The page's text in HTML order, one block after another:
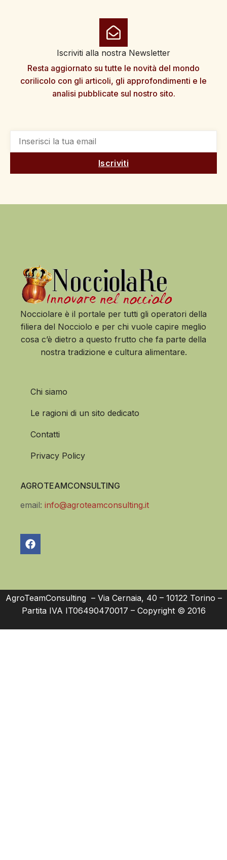
Iscriviti alla nostra Newsletter
Resta aggiornato su tutte le novità del mondo
corilicolo con gli articoli, gli approfondimenti e le
analisi pubblicate sul nostro sito.
Iscriviti
Nocciolare è il portale per tutti gli operatori della
filiera del Nocciolo e per chi vuole capire meglio
cosa c’è dietro a questo frutto che fa parte della
nostra tradizione e cultura alimentare.
Chi siamo
Le ragioni di un sito dedicato
Contatti
Privacy Policy
AGROTEAMCONSULTING
email: info@agroteamconsulting.it
AgroTeamConsulting – Via Cernaia, 40 – 10122 Torino –
Partita IVA IT06490470017 – Copyright © 2016